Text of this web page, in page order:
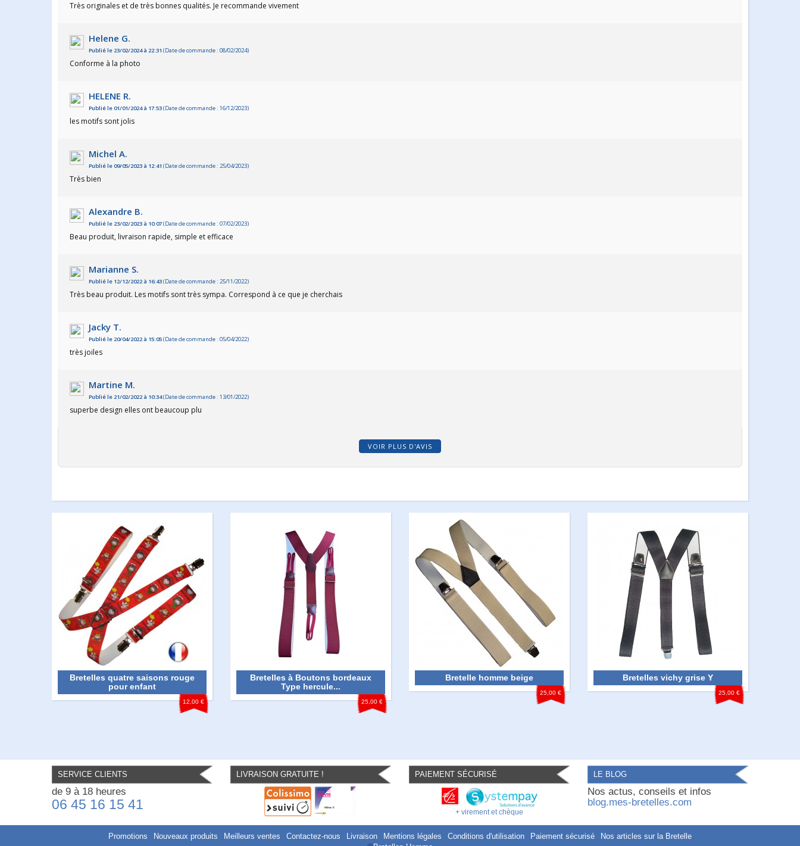
Très originales et de très bonnes qualités. Je recommande vivement
Helene G.
Publié le 23/02/2024 à 22:31 (Date de commande : 08/02/2024)
Conforme à la photo
HELENE R.
Publié le 01/01/2024 à 17:53(Date de commande : 16/12/2023)
les motifs sont jolis
Michel A.
Publié le 09/05/2023 à 12:41 (Date de commande : 25/04/2023)
Très bien
Alexandre B.
Publié le 23/02/2023 à 10:07(Date de commande : 07/02/2023)
Beau produit, livraison rapide, simple et efficace
Marianne S.
Publié le 12/12/2022 à 16:43(Date de commande : 25/11/2022)
Très beau produit. Les motifs sont très sympa. Correspond à ce que je cherchais
Jacky T.
Publié le 20/04/2022 à 15:05(Date de commande : 05/04/2022)
très joiles
Martine M.
Publié le 21/02/2022 à 10:34(Date de commande : 13/01/2022)
superbe design elles ont beaucoup plu
VOIR PLUS D'AVIS
Bretelles quatre saisons rouge
pour enfant
12,00 €
Bretelles à Boutons bordeaux
Type hercule...
25,00 €
Bretelle homme beige
25,00 €
Bretelles vichy grise Y
25,00 €
SERVICE CLIENTS
de 9 à 18 heures
06 45 16 15 41
LIVRAISON GRATUITE ! PAIEMENT SÉCURISÉ
+ virement et chèque
LE BLOG
Nos actus, conseils et infos
blog.mes-bretelles.com
Promotions Nouveaux produits Meilleurs ventes Contactez-nous Livraison Mentions légales Conditions d'utilisation Paiement sécurisé
Nos articles sur la Bretelle